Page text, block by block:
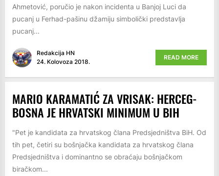
Ahmetović, poručio je nakon incidenta u Banjoj Luci da
pucanj u Ferhad-pašinu džamiju simbolički predstavlja
pucanj...
Redakcija HN
24. Kolovoza 2018.
READ MORE
MARIO KARAMATIĆ ZA VRISAK: HERCEG-
BOSNA JE HRVATSKI MINIMUM U BIH
"Pet je kandidata za hrvatskog člana Predsjedništva BiH. Od
tih pet, četiri su bošnjačka kandidata za hrvatskog člana
Predsjedništva i dominantno se obraćaju bošnjačkom
biračkom...